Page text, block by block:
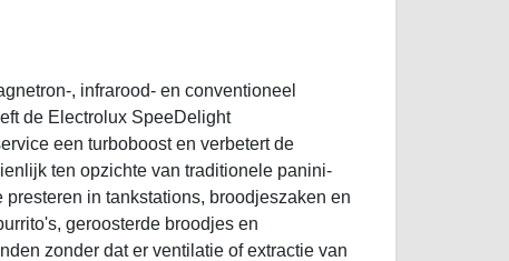
, infrarood- en conventioneel
de Electrolux SpeeDelight
een turboboost en verbetert de
ten opzichte van traditionele panini-
presteren in tankstations, broodjeszaken en
geroosterde broodjes en
zonder dat er ventilatie of extractie van